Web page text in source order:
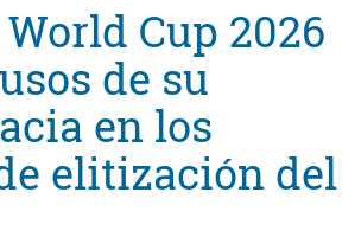
Cup 2026
de su
en los
elitización del